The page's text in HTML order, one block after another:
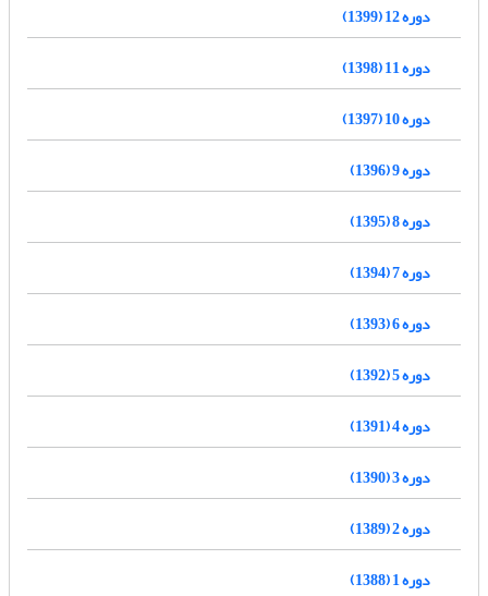
دوره 12 (1399)
دوره 11 (1398)
دوره 10 (1397)
دوره 9 (1396)
دوره 8 (1395)
دوره 7 (1394)
دوره 6 (1393)
دوره 5 (1392)
دوره 4 (1391)
دوره 3 (1390)
دوره 2 (1389)
دوره 1 (1388)